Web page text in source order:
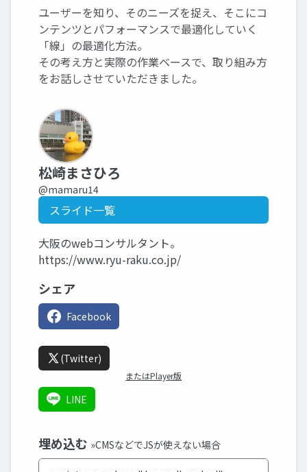
ユーザーを知り、そのニーズを捉え、そこにコ
ンテンツとパフォーマンスで最適化していく
「線」の最適化方法。
その考え方と実際の作業ベースで、取り組み方
をお話しさせていただきました。
松崎まさひろ
@mamaru14
スライド一覧
大阪のwebコンサルタント。
https://www.ryu-raku.co.jp/
シェア
Facebook
(Twitter)
またはPlayer版
LINE
埋め込む »CMSなどでJSが使えない場合